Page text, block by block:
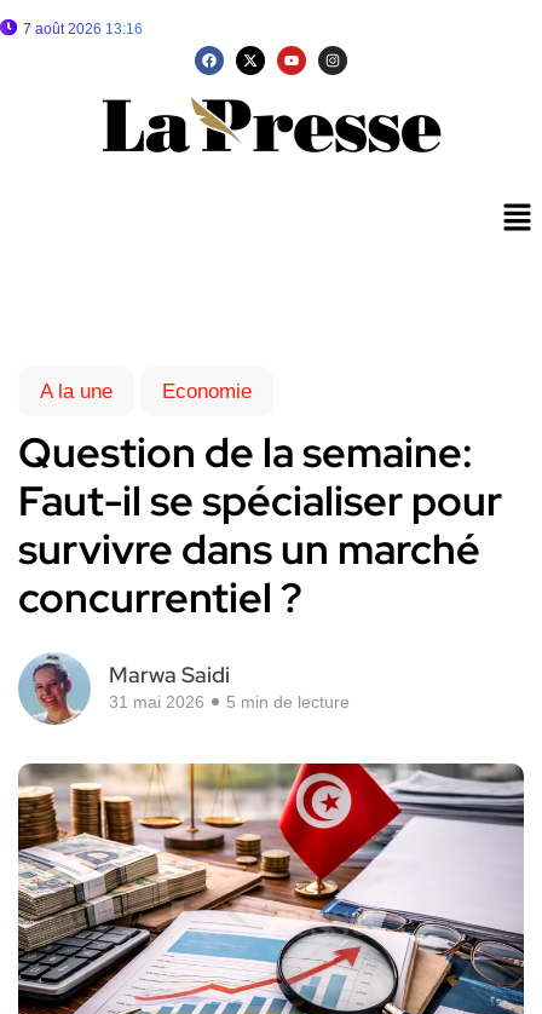
7 août 2026 13:16
A la une Economie
Question de la semaine:
Faut-il se spécialiser pour
survivre dans un marché
concurrentiel ?
Marwa Saidi
31 mai 2026 5 min de lecture